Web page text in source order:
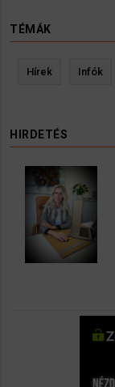
TÉMÁK
Hírek Infók
HIRDETÉS